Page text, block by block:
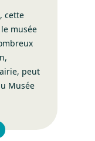
cette
musée
peut
Musée
des Barons du